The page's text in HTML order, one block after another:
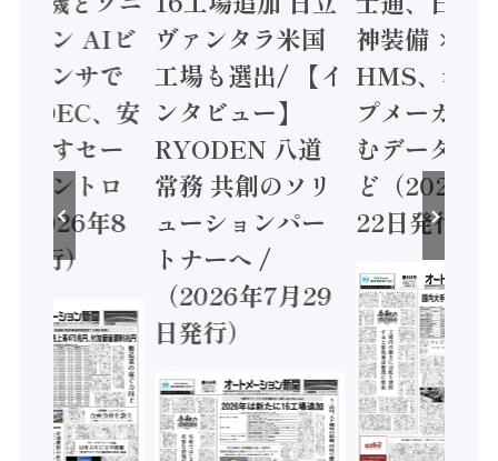
コン AIビ
センサで
/ IDEC、安
かすセー
コントロ
2026年8
発行）
ヴァンタラ米国
工場も選出/ 【イ
ンタビュー】
RYODEN 八道
常務 共創のソリ
ューションパー
トナーへ /
（2026年7月29
日発行）
神装備 ×
HMS、老舗
プメーカー
むデータ活
ど（2026年
22日発行）